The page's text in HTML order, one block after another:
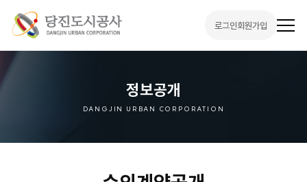
로그인회원가입
전
메
정보공개
DANGJIN URBAN CORPORATION